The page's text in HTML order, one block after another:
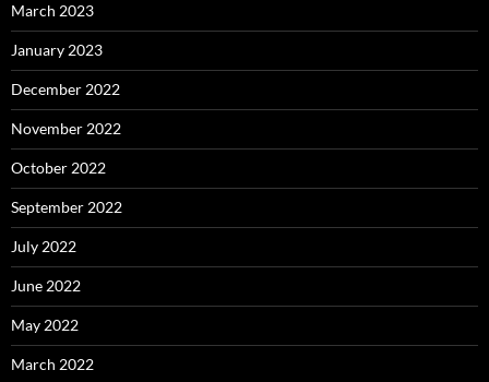
March 2023
January 2023
December 2022
November 2022
October 2022
September 2022
July 2022
June 2022
May 2022
March 2022